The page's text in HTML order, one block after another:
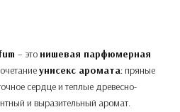
– это нишевая парфюмерная
унисекс аромата: пряные
сердце и теплые древесно-
и выразительный аромат.